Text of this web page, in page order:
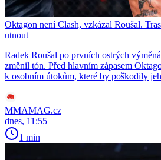
Oktagon není Clash, vzkázal Roušal.
utnout
Radek Roušal po prvních ostrých
změnil tón. Před hlavním zápasem
k osobním útokům, které by poškodily
MMAMAG.cz
dnes, 11:55
1 min